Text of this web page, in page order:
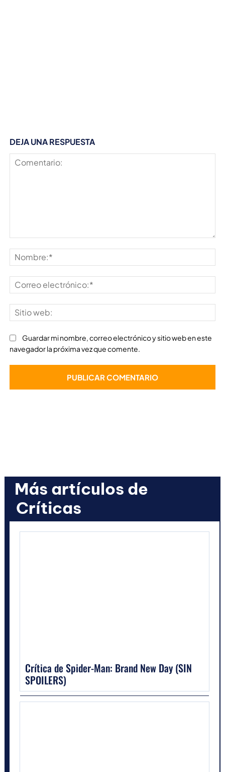
DEJA UNA RESPUESTA
Guardar mi nombre, correo electrónico y sitio web en este
navegador la próxima vez que comente.
Más artículos de
Críticas
Crítica de Spider-Man: Brand New Day (SIN
SPOILERS)